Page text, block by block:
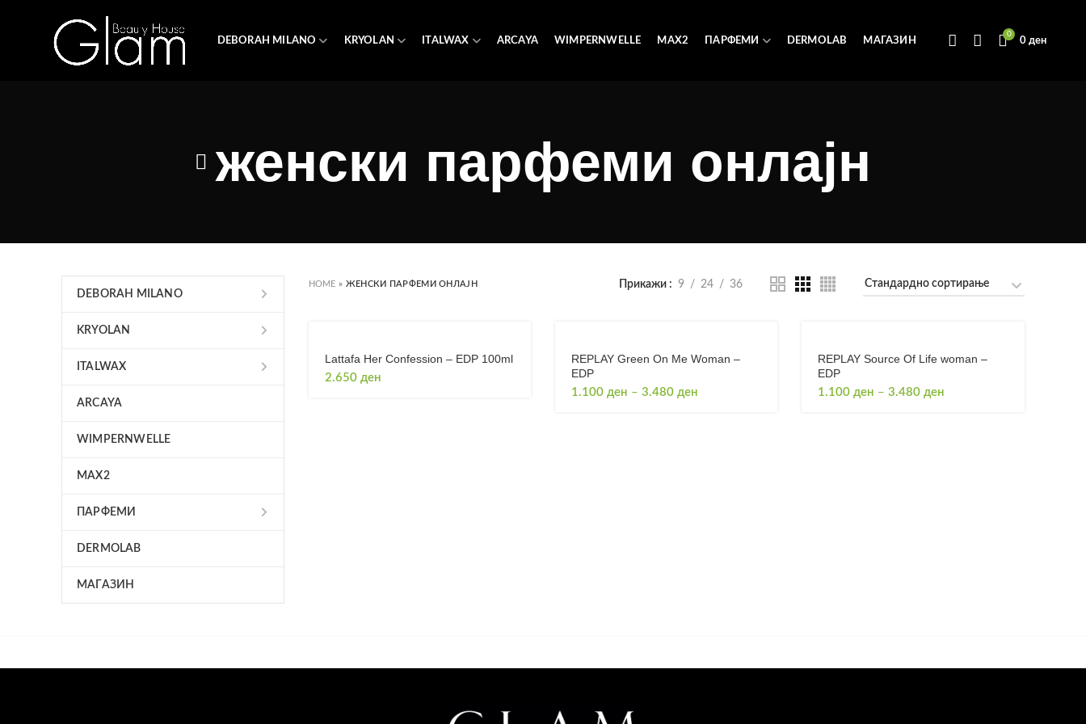
DEBORAH MILANO KRYOLAN ITALWAX ARCAYA WIMPERNWELLE MAX2 ПАРФЕМИ DERMOLAB МАГАЗИН
0
0ден
женски парфеми онлајн
HOME » ЖЕНСКИ ПАРФЕМИ ОНЛАЈН Прикажи 9 24 36
Lattafa Her Confession – EDP 100ml
2.650 ден
REPLAY Green On Me Woman –
EDP
1.100 ден – 3.480 денPrice
REPLAY Source Of Life woman –
EDP
1.100ден – 3.480ден
DEBORAH MILANO
KRYOLAN
ITALWAX
ARCAYA
WIMPERNWELLE
MAX2
ПАРФЕМИ
DERMOLAB
МАГАЗИН